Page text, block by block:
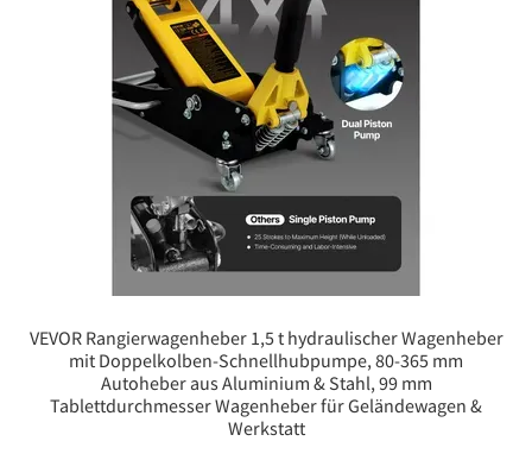
VEVOR Rangierwagenheber 1,5 t hydraulischer Wagenheber
mit Doppelkolben-Schnellhubpumpe, 80-365 mm
Autoheber aus Aluminium & Stahl, 99 mm
Tablettdurchmesser Wagenheber für Geländewagen &
Werkstatt